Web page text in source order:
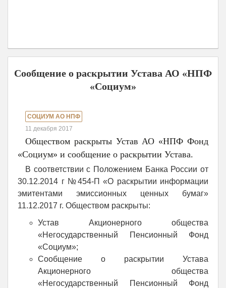
Сообщение о раскрытии Устава АО «НПФ
«Социум»
СОЦИУМ АО НПФ
11 декабря 2017
Обществом раскрыты Устав АО «НПФ Фонд
«Социум» и сообщение о раскрытии Устава.
В соответствии с Положением Банка России от
30.12.2014 г №454-П «О раскрытии информации
эмитентами эмиссионных ценных бумаг»
11.12.2017 г. Обществом раскрыты:
Устав Акционерного общества
«Негосударственный Пенсионный Фонд
«Социум»;
Сообщение о раскрытии Устава
Акционерного общества
«Негосударственный Пенсионный Фонд